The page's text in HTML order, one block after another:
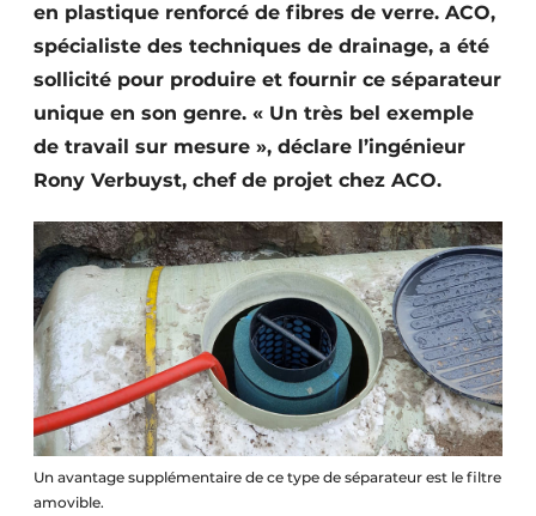
Fondations
Façades
Géotextiles
Infrastructures souterraines et égouttage
Protection solaire
Rénovation
Sécurité incendie
Software
en plastique renforcé de fibres de verre. ACO,
spécialiste des techniques de drainage, a été
sollicité pour produire et fournir ce séparateur
unique en son genre. « Un très bel exemple
de travail sur mesure », déclare l’ingénieur
Rony Verbuyst, chef de projet chez ACO.
Un avantage supplémentaire de ce type de séparateur est le filtre
amovible.